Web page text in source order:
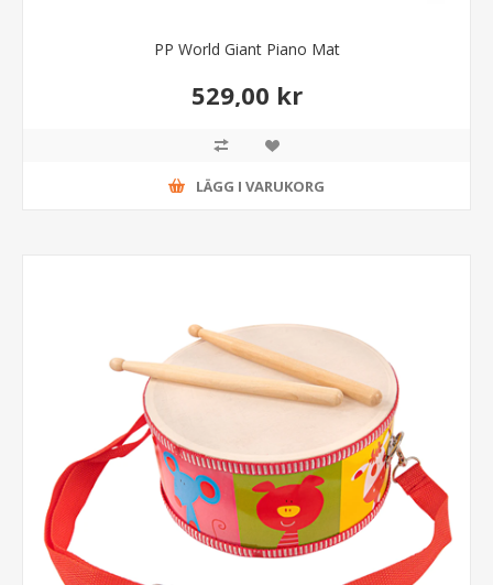
PP World Giant Piano Mat
529,00 kr
LÄGG I VARUKORG